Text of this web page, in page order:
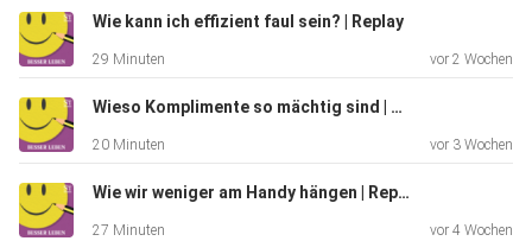
Wie kann ich effizient faul sein? | Replay
29 Minuten vor 2 Wochen
Wieso Komplimente so mächtig sind | Replay
20 Minuten vor 3 Wochen
Wie wir weniger am Handy hängen | Replay
27 Minuten vor 4 Wochen